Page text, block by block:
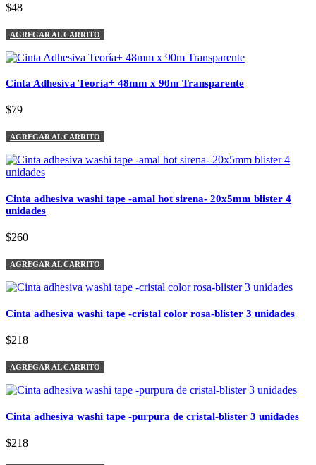
$48
AGREGAR AL CARRITO
Cinta Adhesiva Teoría+ 48mm x 90m Transparente
$79
AGREGAR AL CARRITO
Cinta adhesiva washi tape -amal hot sirena- 20x5mm blister 4
unidades
$260
AGREGAR AL CARRITO
Cinta adhesiva washi tape -cristal color rosa-blister 3 unidades
$218
AGREGAR AL CARRITO
Cinta adhesiva washi tape -purpura de cristal-blister 3 unidades
$218